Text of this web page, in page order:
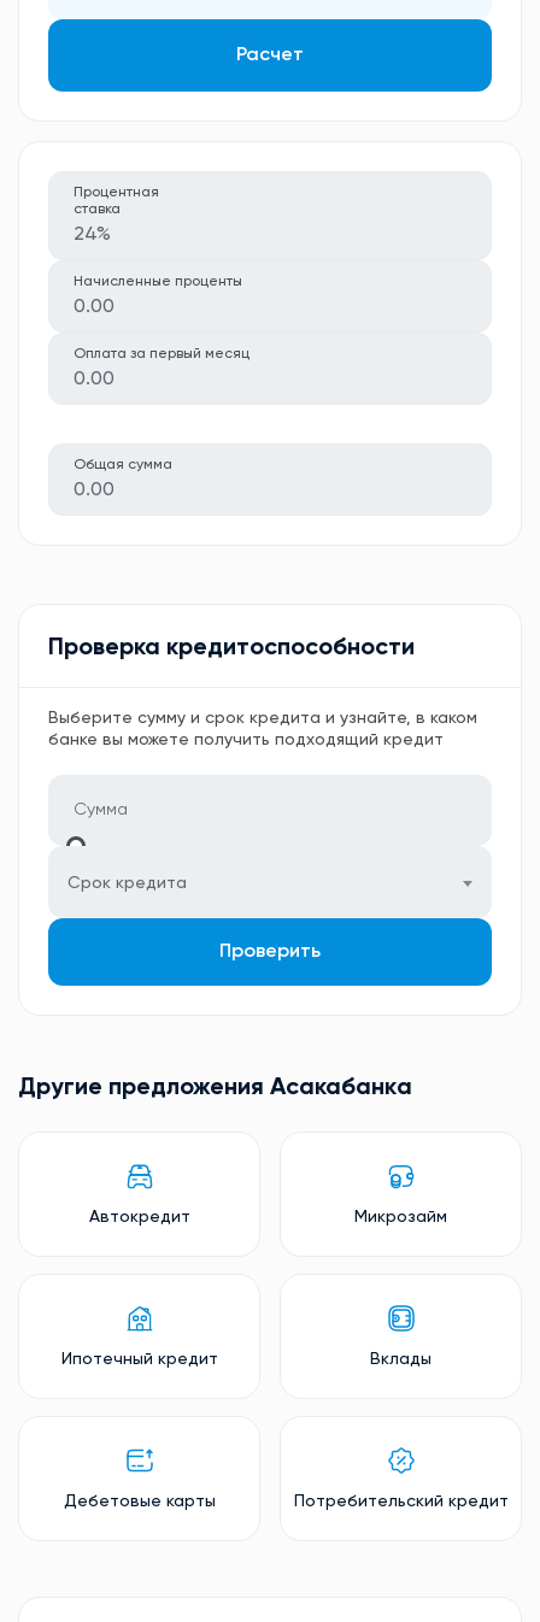
Расчет
Процентная
ставка
24%
Начисленные проценты
0.00
Оплата за первый месяц
0.00
Общая сумма
0.00
Проверка кредитоспособности
Выберите сумму и срок кредита и узнайте, в каком
банке вы можете получить подходящий кредит
Срок кредита
Проверить
Другие предложения Асакабанкa
Автокредит Микрозайм
Ипотечный кредит Вклады
Дебетовые карты Потребительский кредит